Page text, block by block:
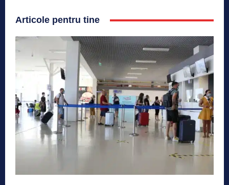
Articole pentru tine